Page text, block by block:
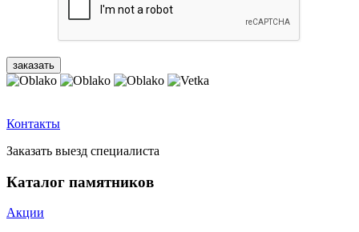
Контакты
Заказать выезд специалиста
Каталог памятников
Акции